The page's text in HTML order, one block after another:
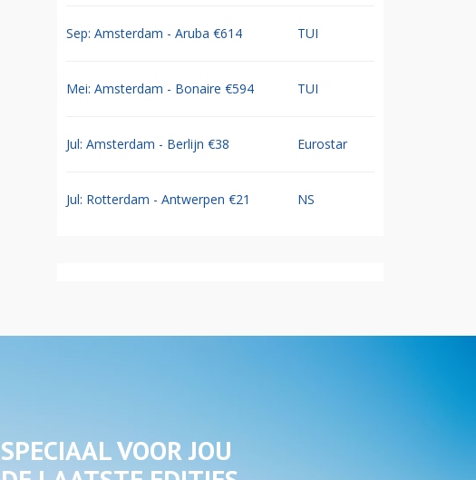
Sep: Amsterdam - Aruba €614 TUI
Mei: Amsterdam - Bonaire €594 TUI
Jul: Amsterdam - Berlijn €38 Eurostar
Jul: Rotterdam - Antwerpen €21 NS
SPECIAAL VOOR JOU